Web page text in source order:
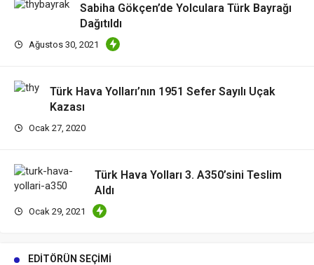
Sabiha Gökçen’de Yolculara Türk Bayrağı
Dağıtıldı
Ağustos 30, 2021
Türk Hava Yolları’nın 1951 Sefer Sayılı Uçak
Kazası
Ocak 27, 2020
Türk Hava Yolları 3. A350’sini Teslim
Aldı
Ocak 29, 2021
EDITÖRÜN SEÇIMI